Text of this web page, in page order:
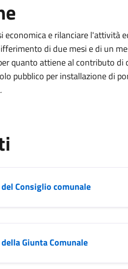
economica e rilanciare l'attività
di due mesi e di un
quanto attiene al contributo
pubblico per installazione di
Consiglio comunale
Giunta Comunale